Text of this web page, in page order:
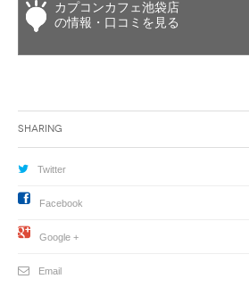
カプコンカフェ池袋店
の情報・口コミを見る
Sharing
Twitter
Facebook
Google +
Email